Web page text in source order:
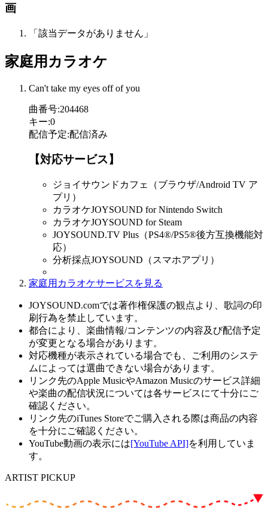
画
「該当データがありません」
家庭用カラオケ
Can't take my eyes off of you
曲番号:204468
キー:0
配信予定:配信済み
【対応サービス】
ジョイサウンドカフェ（ブラウザ/Android TV ア
プリ）
カラオケJOYSOUND for Nintendo Switch
カラオケJOYSOUND for Steam
JOYSOUND.TV Plus（PS4®/PS5®後方互換機能対
応）
分析採点JOYSOUND（スマホアプリ）
家庭用カラオケサービスを見る
JOYSOUND.comでは著作権保護の観点より、歌詞の印
刷行為を禁止しています。
都合により、楽曲情報/コンテンツの内容及び配信予定
が変更となる場合があります。
対応機種が表示されている場合でも、ご利用のシステ
ムによっては選曲できない場合があります。
リンク先のApple MusicやAmazon Musicのサービス詳細
や楽曲の配信状況については各サービスにて十分にご
確認ください。
リンク先のiTunes Storeでご購入される際は商品の内容
を十分にご確認ください。
YouTube動画の表示には[YouTube API]を利用していま
す。
ARTIST PICKUP